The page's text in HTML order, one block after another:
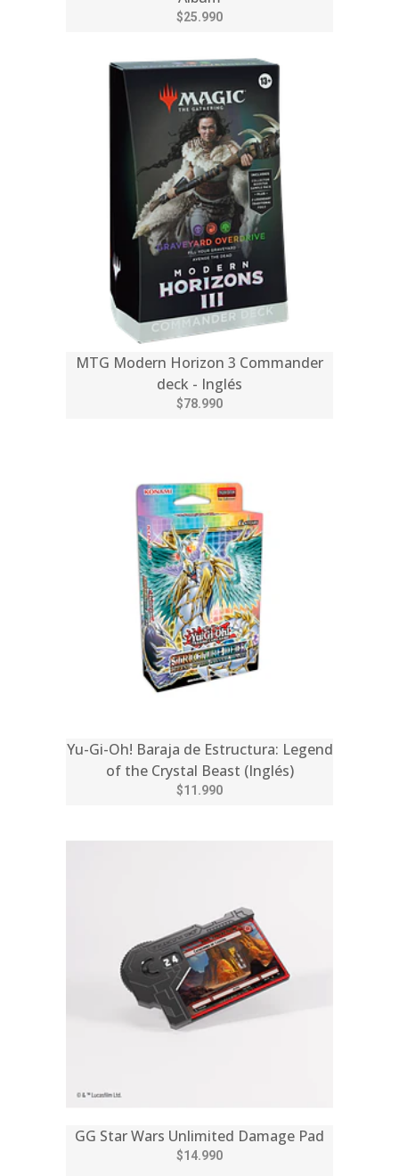
$25.990
MTG Modern Horizon 3 Commander
deck - Inglés
$78.990
Yu-Gi-Oh! Baraja de Estructura: Legend
of the Crystal Beast (Inglés)
$11.990
GG Star Wars Unlimited Damage Pad
$14.990